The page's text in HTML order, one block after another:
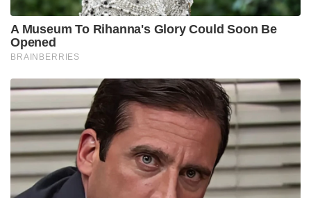
A Museum To Rihanna's Glory Could Soon Be
Opened
BRAINBERRIES